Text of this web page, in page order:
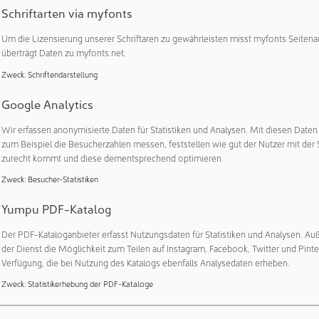
zugleich gut für die Zukunft auf, denn die Mess- und
als Basis für den Erfolg
führte den Erfolg, dass der Neubau gänzlich im Zeit- und
integrierte Projektabwicklung zurück. Bei dieser Methode
ausführende Bau- und Handwerksunternehmen
Gedanke steht dabei im Vordergrund.
Architekt Marco Schlothauer (Erfurt) sowie bei JUMO-
und allen Mitarbeitenden für die Unterstützung. Mit
habe man einen erfahrenen Produktionsspezialisten
in die Zukunft führen werde.
neuen Werks überzeugt
neuen Werks setzt Maßstäbe:
auf dem Dach (entspricht dem
Schriftarten via myfonts
Um die Lizensierung unserer Schriftaren zu gewährleisten misst myfonts
überträgt Daten zu myfonts.net.
Zweck: Schriftendarstellung
Google Analytics
Wir erfassen anonymisierte Daten für Statistiken und Analysen. Mit diesen
zum Beispiel die Besucherzahlen messen, feststellen wie gut der Nutzer mit der
zurecht kommt und diese dementsprechend optimieren.
Zweck: Besucher-Statistiken
Yumpu PDF-Katalog
Der PDF-Kataloganbieter erfasst Nutzungsdaten für Statistiken und Analysen.
der Dienst die Möglichkeit zum Teilen auf Instagram, Facebook, Twitter und
Verfügung, die bei Nutzung des Katalogs ebenfalls Analysedaten erheben.
Zweck: Statistikerhebung der PDF-Kataloge